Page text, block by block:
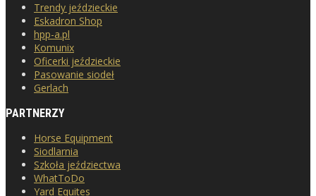
Trendy jeździeckie
Eskadron Shop
hpp-a.pl
Komunix
Oficerki jeździeckie
Pasowanie siodeł
Gerlach
PARTNERZY
Horse Equipment
Siodlarnia
Szkoła jeździectwa
WhatToDo
Yard Equites